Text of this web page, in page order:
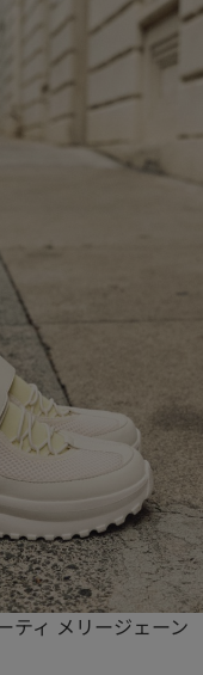
ティ メリージェーン